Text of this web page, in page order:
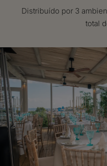
Distribuído por 3
total